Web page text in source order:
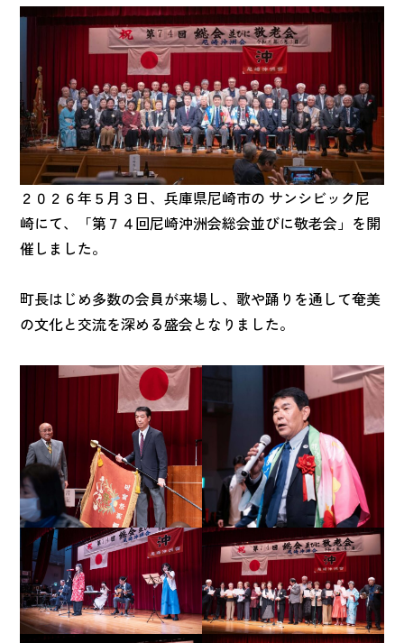
２０２６年５月３日、兵庫県尼崎市の サンシビック尼
崎にて、「第７４回尼崎沖洲会総会並びに敬老会」を開
催しました。
町長はじめ多数の会員が来場し、歌や踊りを通して奄美
の文化と交流を深める盛会となりました。